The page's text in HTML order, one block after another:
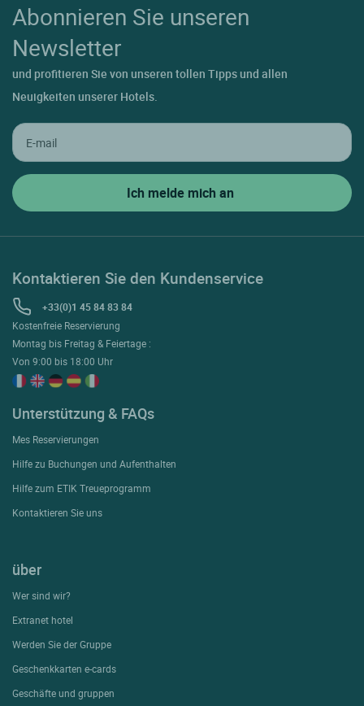
Abonnieren Sie unseren
Newsletter
und profitieren Sie von unseren tollen Tipps und allen
Neuigkeiten unserer Hotels.
Kontaktieren Sie den Kundenservice
+33(0)1 45 84 83 84
Kostenfreie Reservierung
Montag bis Freitag & Feiertage :
Von 9:00 bis 18:00 Uhr
Unterstützung & FAQs
Mes Reservierungen
Hilfe zu Buchungen und Aufenthalten
Hilfe zum ETIK Treueprogramm
Kontaktieren Sie uns
über
Wer sind wir?
Extranet hotel
Werden Sie der Gruppe
Geschenkkarten e-cards
Geschäfte und gruppen